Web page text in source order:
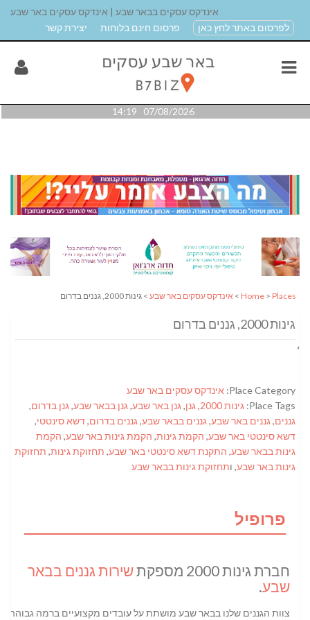
אינדקס עסקים בבאר שבע | אינדקס עסקים באר שבע
לפרסום באתר לחץ כאן
פרסום חינם בלוחות יצירת קשר
07/08/2026 14:19
Home > Places
> אינדקס עסקים באר שבע > גינות 2000, גננים בדרום
גינות 2000, גננים בדרום
Place Category: אינדקס עסקים באר שבע
Place Tags: גינות 2000 ,גנן,גנן באר שבע,גנן בבאר שבע,גנן בדרום,
גננים,גננים באר שבע,גננים בבאר שבע,גננים בדרום,דשא סינטטי,
דשא סינטטי באר שבע, הקמת גינות, הקמת גינות באר שבע, הקמת
גינות בבאר שבע, התקנת דשא סינטטי באר שבע, תחזוקת גינות, תחזוקת
גינות באר שבע, ותחזוקת גינות בבאר שבע
פרופיל
חברת גינות 2000 מספקת
שירות גננים בבאר
שבע.
צוות הגננים שלנו בבאר שבע מושתת על עובדים מקצועיים ברמה גבוהה